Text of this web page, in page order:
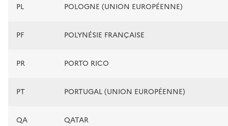
PL POLOGNE (UNION EUROPÉENNE)
PF POLYNÉSIE FRANÇAISE
PR PORTO RICO
PT PORTUGAL (UNION EUROPÉENNE)
QA QATAR